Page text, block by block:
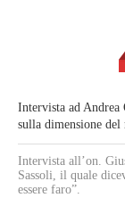
Intervista ad Andrea
sulla dimensione del
Intervista all’on.
Sassoli, il quale
essere faro”.